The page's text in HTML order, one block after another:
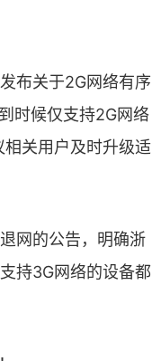
布关于2G网络有序
时候仅支持2G网络
关用户及时升级适
网的公告，明确浙
持3G网络的设备都